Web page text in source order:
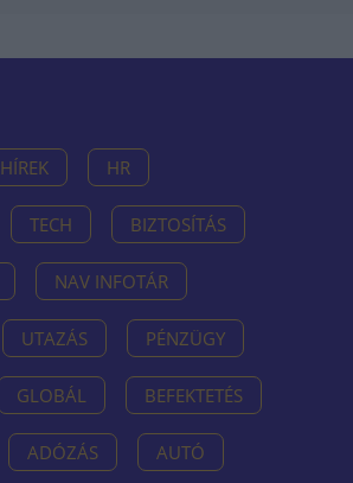
HÍREK HR
TECH BIZTOSÍTÁS
NAV INFOTÁR
UTAZÁS PÉNZÜGY
GLOBÁL BEFEKTETÉS
ADÓZÁS AUTÓ